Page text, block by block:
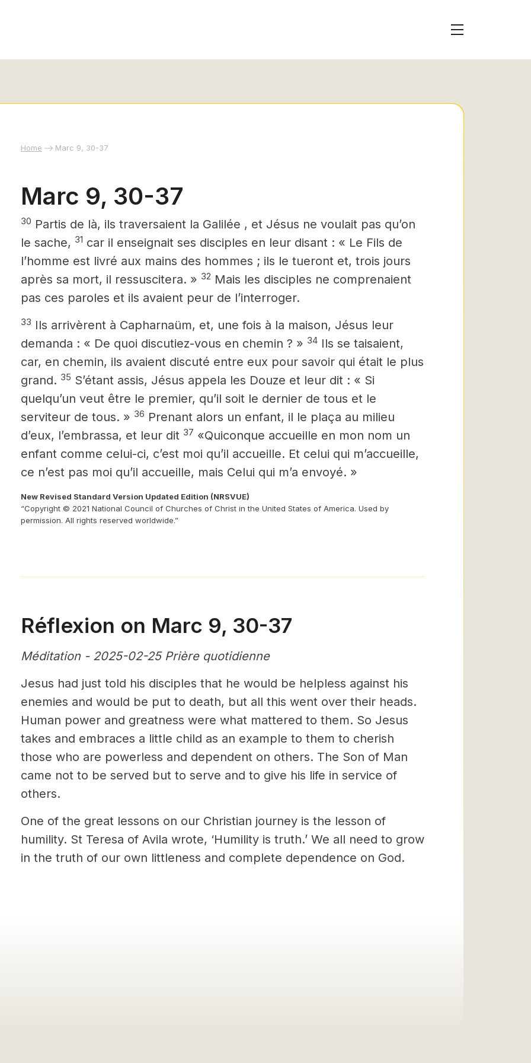
Home Marc 9, 30-37
Marc 9, 30-37
30 Partis de là, ils traversaient la Galilée , et Jésus ne voulait pas qu’on
le sache, 31 car il enseignait ses disciples en leur disant : « Le Fils de
l’homme est livré aux mains des hommes ; ils le tueront et, trois jours
après sa mort, il ressuscitera. » 32 Mais les disciples ne comprenaient
pas ces paroles et ils avaient peur de l’interroger.
33 Ils arrivèrent à Capharnaüm, et, une fois à la maison, Jésus leur
demanda : « De quoi discutiez-vous en chemin ? » 34 Ils se taisaient,
car, en chemin, ils avaient discuté entre eux pour savoir qui était le plus
grand. 35 S’étant assis, Jésus appela les Douze et leur dit : « Si
quelqu’un veut être le premier, qu’il soit le dernier de tous et le
serviteur de tous. » 36 Prenant alors un enfant, il le plaça au milieu
d’eux, l’embrassa, et leur dit 37 «Quiconque accueille en mon nom un
enfant comme celui-ci, c’est moi qu’il accueille. Et celui qui m’accueille,
ce n’est pas moi qu’il accueille, mais Celui qui m’a envoyé. »
New Revised Standard Version Updated Edition (NRSVUE)
“Copyright © 2021 National Council of Churches of Christ in the United States of America. Used by
permission. All rights reserved worldwide.”
Réflexion on Marc 9, 30-37
Méditation - 2025-02-25 Prière quotidienne
Jesus had just told his disciples that he would be helpless against his
enemies and would be put to death, but all this went over their heads.
Human power and greatness were what mattered to them. So Jesus
takes and embraces a little child as an example to them to cherish
those who are powerless and dependent on others. The Son of Man
came not to be served but to serve and to give his life in service of
others.
One of the great lessons on our Christian journey is the lesson of
humility. St Teresa of Avila wrote, ‘Humility is truth.’ We all need to grow
in the truth of our own littleness and complete dependence on God.